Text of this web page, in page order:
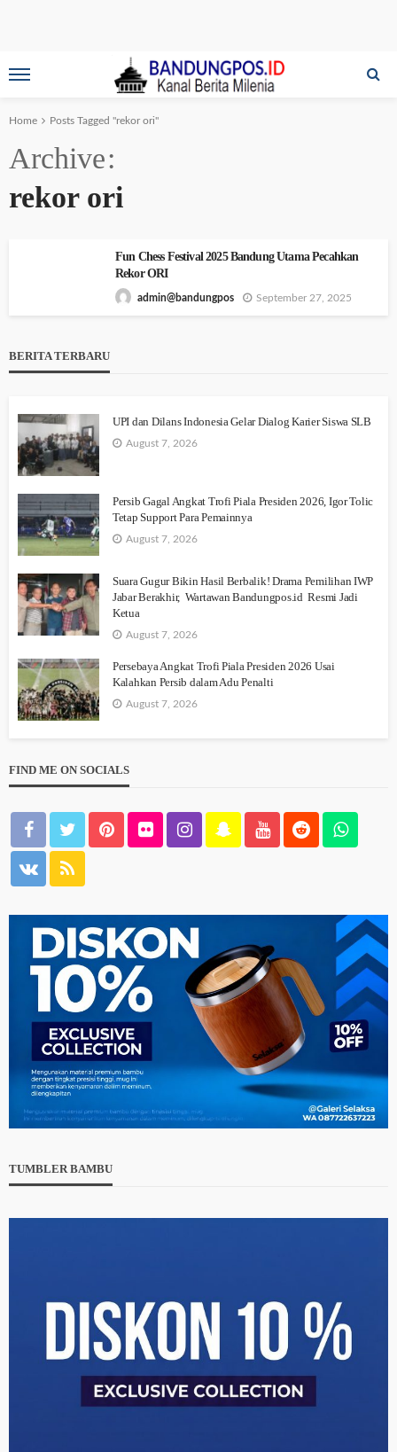
Home Posts Tagged "rekor ori"
Archive
rekor ori
Fun Chess Festival 2025 Bandung Utama Pecahkan
Rekor ORI
admin@bandungpos September 27, 2025
BERITA TERBARU
UPI dan Dilans Indonesia Gelar Dialog Karier Siswa SLB
August 7, 2026
Persib Gagal Angkat Trofi Piala Presiden 2026, Igor Tolic
Tetap Support Para Pemainnya
August 7, 2026
Suara Gugur Bikin Hasil Berbalik! Drama Pemilihan IWP
Jabar Berakhir, Wartawan Bandungpos.id Resmi Jadi
Ketua
August 7, 2026
Persebaya Angkat Trofi Piala Presiden 2026 Usai
Kalahkan Persib dalam Adu Penalti
August 7, 2026
FIND ME ON SOCIALS
TUMBLER BAMBU